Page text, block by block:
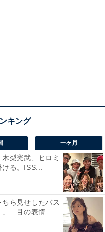
一ヶ月
木梨憲武、ヒロミ
ける。ISS...
ちら見せしたバス
」「目の表情...